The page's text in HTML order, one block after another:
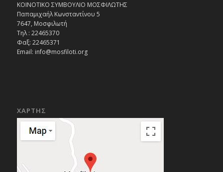
ΚΟΙΝΟΤΙΚΟ ΣΥΜΒΟΥΛΙΟ ΜΟΣΦΙΛΩΤΗΣ
Παπαμιχαήλ Κωνσταντίνου 5
7647, Μοσφιλωτή
Τηλ : 22465370
Φαξ: 22465371
Email: info@mosfiloti.org
ΧΑΡΤΗΣ